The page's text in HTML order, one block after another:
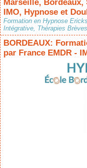
Marseille,
IMO, Hypnose et
Formation en Hypnose
Intégrative, Thérapies
BORDEAUX:
par France EMDR -